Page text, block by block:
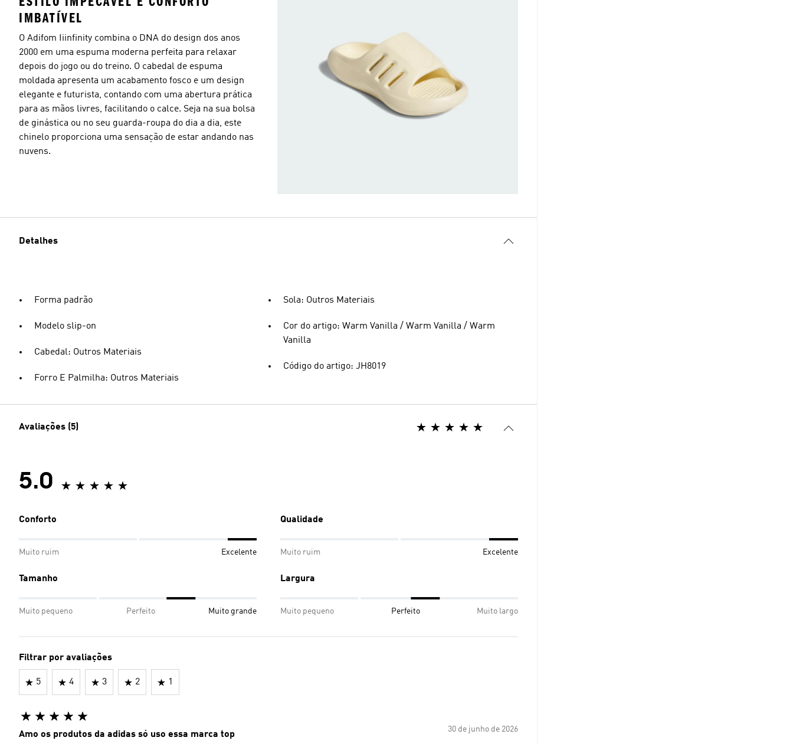
IMBATÍVEL
O Adifom Iiinfinity combina o DNA do design dos anos
2000 em uma espuma moderna perfeita para relaxar
depois do jogo ou do treino. O cabedal de espuma
moldada apresenta um acabamento fosco e um design
elegante e futurista, contando com uma abertura prática
para as mãos livres, facilitando o calce. Seja na sua bolsa
de ginástica ou no seu guarda-roupa do dia a dia, este
chinelo proporciona uma sensação de estar andando nas
nuvens.
Detalhes
Forma padrão
Modelo slip-on
Cabedal: Outros Materiais
Forro E Palmilha: Outros Materiais
Sola: Outros Materiais
Cor do artigo: Warm Vanilla / Warm Vanilla / Warm
Vanilla
Código do artigo: JH8019
Avaliações (5)
5.0
Conforto
Muito ruim Excelente
Qualidade
Muito ruim Excelente
Tamanho
Muito pequeno Perfeito Muito grande
Largura
Muito pequeno Perfeito Muito largo
Filtrar por avaliações
5 4 3 2 1
30 de junho de 2026
Amo os produtos da adidas só uso essa marca top